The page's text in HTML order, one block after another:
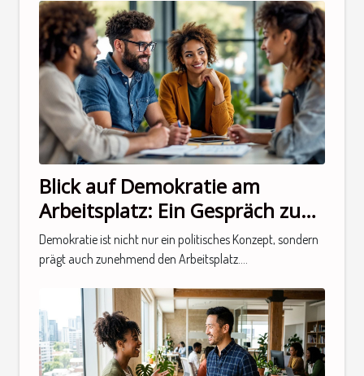
Blick auf Demokratie am
Arbeitsplatz: Ein Gespräch zum
Thema
Demokratie ist nicht nur ein politisches Konzept, sondern
prägt auch zunehmend den Arbeitsplatz....